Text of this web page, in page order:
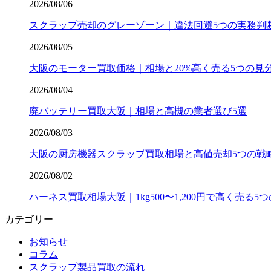
2026/08/06
スクラップ売却のグレーゾーン｜違法回避5つの実務判
2026/08/05
大阪のモーター買取価格｜相場と20%高く売る5つの見
2026/08/04
廃バッテリー買取大阪｜相場と高槻の業者選び5選
2026/08/03
大阪の厨房機器スクラップ買取相場と高値売却5つの戦
2026/08/02
ハーネス買取相場大阪｜1kg500〜1,200円で高く売る5つ
カテゴリー
お知らせ
コラム
スクラップ製品買取の流れ